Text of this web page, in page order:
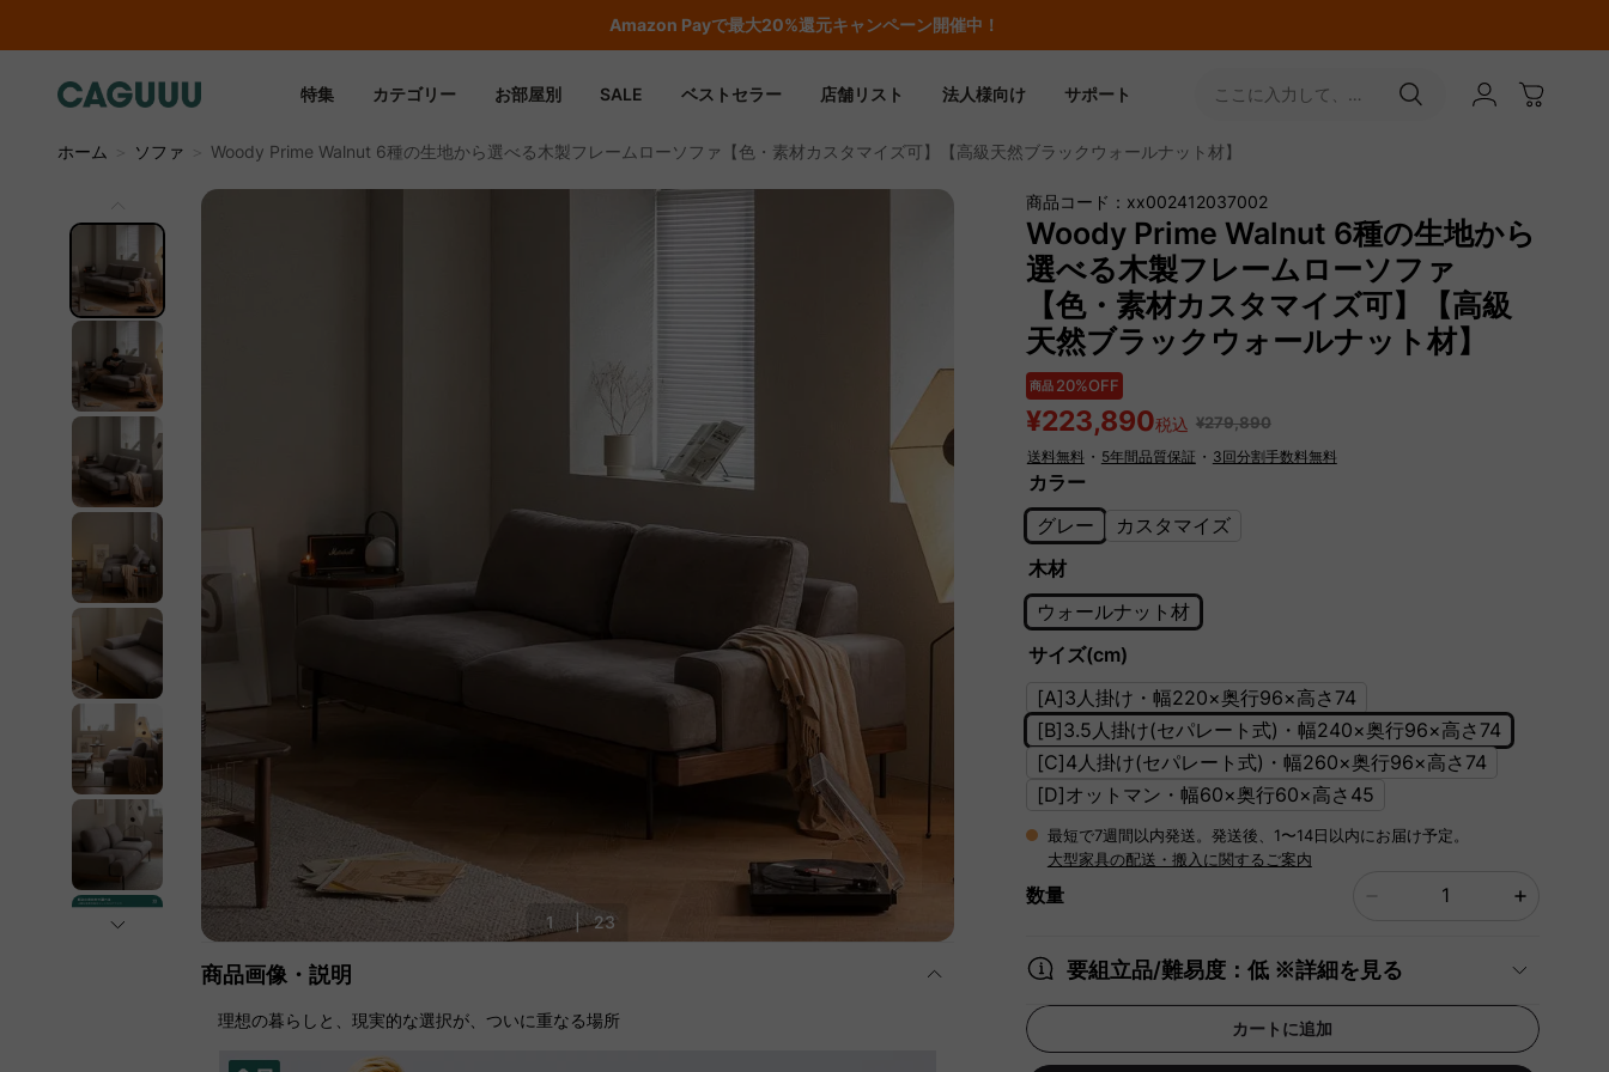
Amazon Payで最大20%還元キャンペーン開催中！
特集 カテゴリー お部屋別 SALE ベストセラー 店舗リスト 法人様向け サポート
ここに入力して、
ホーム
ソファ Woody Prime Walnut 6種の生地から選べる木製フレームローソファ【色・素材カスタマイズ可】【高級天然ブラックウォールナット材】
1 | 23
商品画像・説明
理想の暮らしと、現実的な選択が、ついに重なる場所
商品コード：xx002412037002
Woody Prime Walnut 6種の生地から
選べる木製フレームローソファ
【色・素材カスタマイズ可】【高級
天然ブラックウォールナット材】
商品 20%OFF
¥223,890税込 ¥279,890
送料無料 ・ 5年間品質保証 ・ 3回分割手数料無料
カラー
グレー
カスタマイズ
木材
ウォールナット材
サイズ(cm)
[A]3人掛け・幅220×奥行96×高さ74
[B]3.5人掛け(セパレート式)・幅240×奥行96×高さ74
[C]4人掛け(セパレート式)・幅260×奥行96×高さ74
[D]オットマン・幅60×奥行60×高さ45
最短で7週間以内発送。発送後、1〜14日以内にお届け予定。
大型家具の配送・搬入に関するご案内
数量
要組立品/難易度：低 ※詳細を見る
カートに追加